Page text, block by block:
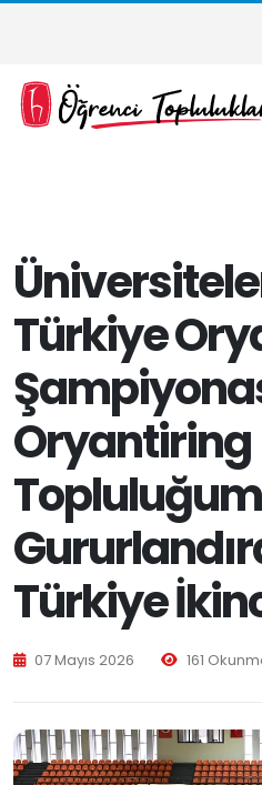
Türkiye
Oryantiring
Türkiye
07 Mayıs 2026 161